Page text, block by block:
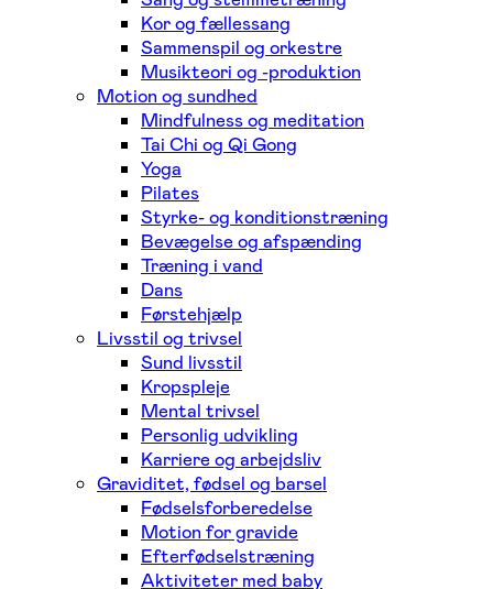
Kor og fællessang
Sammenspil og orkestre
Musikteori og -produktion
Motion og sundhed
Mindfulness og meditation
Tai Chi og Qi Gong
Yoga
Pilates
Styrke- og konditionstræning
Bevægelse og afspænding
Træning i vand
Dans
Førstehjælp
Livsstil og trivsel
Sund livsstil
Kropspleje
Mental trivsel
Personlig udvikling
Karriere og arbejdsliv
Graviditet, fødsel og barsel
Fødselsforberedelse
Motion for gravide
Efterfødselstræning
Aktiviteter med baby